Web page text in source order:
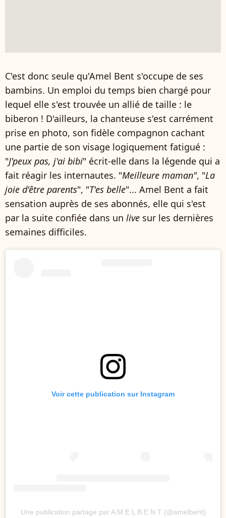
C'est donc seule qu'Amel Bent s'occupe de ses
bambins. Un emploi du temps bien chargé pour
lequel elle s'est trouvée un allié de taille : le
biberon ! D'ailleurs, la chanteuse s'est carrément
prise en photo, son fidèle compagnon cachant
une partie de son visage logiquement fatigué :
"J'peux pas, j'ai bibi" écrit-elle dans la légende qui a
fait réagir les internautes. "Meilleure maman", "La
joie d'être parents", "T'es belle"... Amel Bent a fait
sensation auprès de ses abonnés, elle qui s'est
par la suite confiée dans un live sur les dernières
semaines difficiles.
Voir cette publication sur Instagram
Une publication partage par A M E L B E N T (@amelbent)